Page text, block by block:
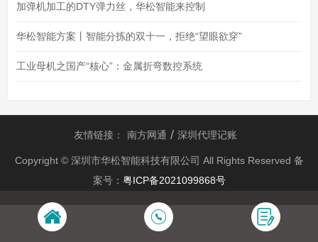
加弹机加工的DTY弹力丝，华松智能来控制
华松智能方案丨智能分拣的双十一，拒绝“望眼欲穿”
工业母机之国产“核心”：金属折弯数控系统
友情链接： 南方网通 深圳代理记账
Copyright © 深圳市华松智能科技有限公司 All Rights Reserved 备
案号： 粤ICP备2021099868号